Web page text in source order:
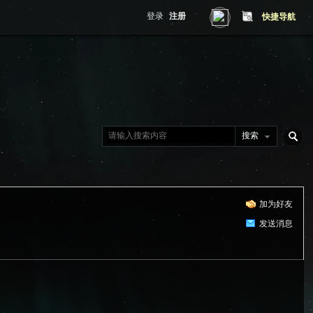
快捷导航
登录 注册
搜索
加为好友
发送消息